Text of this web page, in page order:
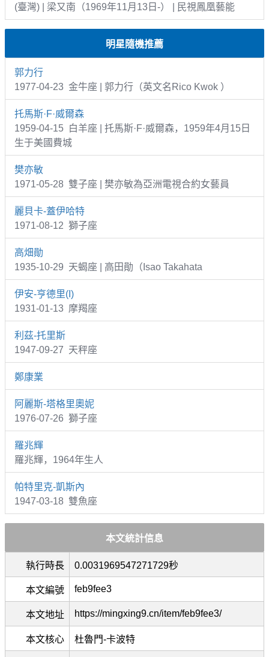
(臺灣) | 梁又南（1969年11月13日-） | 民視鳳凰藝能
明星隨機推薦
郭力行
1977-04-23 金牛座 | 郭力行（英文名Rico Kwok ）
托馬斯·F·威爾森
1959-04-15 白羊座 | 托馬斯·F·威爾森，1959年4月15日
生于美國費城
樊亦敏
1971-05-28 雙子座 | 樊亦敏為亞洲電視合約女藝員
麗貝卡-蓋伊哈特
1971-08-12 獅子座
高畑勛
1935-10-29 天蝎座 | 高田勛（Isao Takahata
伊安-亨德里(I)
1931-01-13 摩羯座
利茲-托里斯
1947-09-27 天秤座
鄭康業
阿麗斯-塔格里奧妮
1976-07-26 獅子座
羅兆輝
羅兆輝，1964年生人
帕特里克-凱斯內
1947-03-18 雙魚座
本文統計信息
執行時長 0.0031969547271729秒
本文編號 feb9fee3
本文地址 https://mingxing9.cn/item/feb9fee3/
本文核心 杜魯門-卡波特